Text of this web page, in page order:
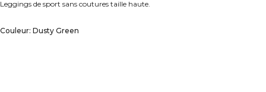
Leggings de sport sans coutures taille haute.
Couleur: Dusty Green